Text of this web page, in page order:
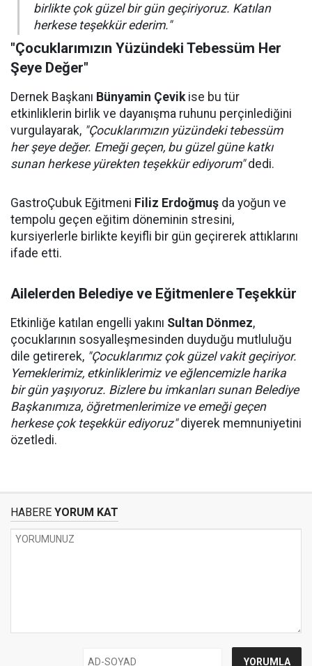
birlikte çok güzel bir gün geçiriyoruz. Katılan
herkese teşekkür ederim."
"Çocuklarımızın Yüzündeki Tebessüm Her
Şeye Değer"
Dernek Başkanı Bünyamin Çevik ise bu tür
etkinliklerin birlik ve dayanışma ruhunu perçinlediğini
vurgulayarak, "Çocuklarımızın yüzündeki tebessüm
her şeye değer. Emeği geçen, bu güzel güne katkı
sunan herkese yürekten teşekkür ediyorum"dedi.
GastroÇubuk Eğitmeni Filiz Erdoğmuş da yoğun ve
tempolu geçen eğitim döneminin stresini,
kursiyerlerle birlikte keyifli bir gün geçirerek attıklarını
ifade etti.
Ailelerden Belediye ve Eğitmenlere Teşekkür
Etkinliğe katılan engelli yakını Sultan Dönmez,
çocuklarının sosyalleşmesinden duyduğu mutluluğu
dile getirerek, "Çocuklarımız çok güzel vakit geçiriyor.
Yemeklerimiz, etkinliklerimiz ve eğlencemizle harika
bir gün yaşıyoruz. Bizlere bu imkanları sunan Belediye
Başkanımıza, öğretmenlerimize ve emeği geçen
herkese çok teşekkür ediyoruz"diyerek memnuniyetini
özetledi.
HABERE YORUM KAT